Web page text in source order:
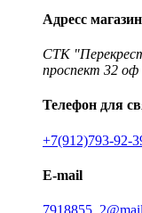
Адресс
СТК
проспект 32 оф
Телефон для
+7(912)793-92-
E-mail